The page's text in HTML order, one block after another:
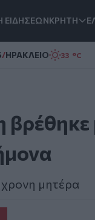
ΕΙΔΗΣΕΩΝΚΡΗΤΗ
/ΗΡΑΚΛΕΙΟ 33 °C
βρέθηκε
μητέρα